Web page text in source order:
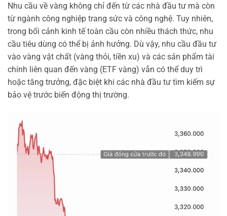
Nhu cầu về vàng không chỉ đến từ các nhà đầu tư mà còn
từ ngành công nghiệp trang sức và công nghệ. Tuy nhiên,
trong bối cảnh kinh tế toàn cầu còn nhiều thách thức, nhu
cầu tiêu dùng có thể bị ảnh hưởng. Dù vậy, nhu cầu đầu tư
vào vàng vật chất (vàng thỏi, tiền xu) và các sản phẩm tài
chính liên quan đến vàng (ETF vàng) vẫn có thể duy trì
hoặc tăng trưởng, đặc biệt khi các nhà đầu tư tìm kiếm sự
bảo vệ trước biến động thị trường.